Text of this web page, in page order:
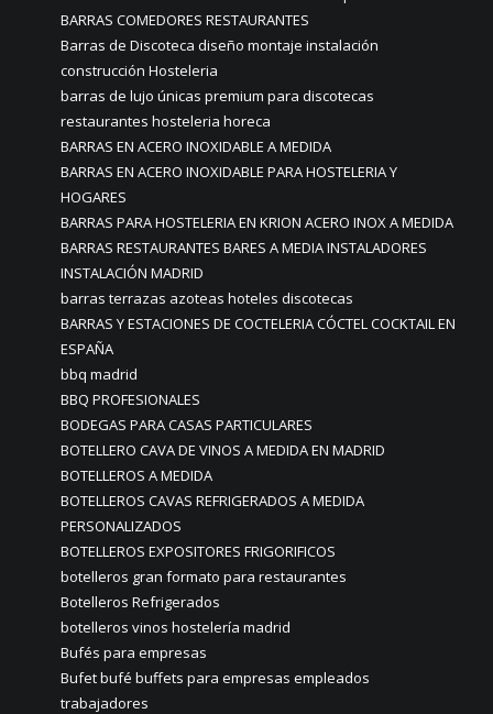
BARRAS COMEDORES RESTAURANTES
Barras de Discoteca diseño montaje instalación
construcción Hosteleria
barras de lujo únicas premium para discotecas
restaurantes hosteleria horeca
BARRAS EN ACERO INOXIDABLE A MEDIDA
BARRAS EN ACERO INOXIDABLE PARA HOSTELERIA Y
HOGARES
BARRAS PARA HOSTELERIA EN KRION ACERO INOX A MEDIDA
BARRAS RESTAURANTES BARES A MEDIA INSTALADORES
INSTALACIÓN MADRID
barras terrazas azoteas hoteles discotecas
BARRAS Y ESTACIONES DE COCTELERIA CÓCTEL COCKTAIL EN
ESPAÑA
bbq madrid
BBQ PROFESIONALES
BODEGAS PARA CASAS PARTICULARES
BOTELLERO CAVA DE VINOS A MEDIDA EN MADRID
BOTELLEROS A MEDIDA
BOTELLEROS CAVAS REFRIGERADOS A MEDIDA
PERSONALIZADOS
BOTELLEROS EXPOSITORES FRIGORIFICOS
botelleros gran formato para restaurantes
Botelleros Refrigerados
botelleros vinos hostelería madrid
Bufés para empresas
Bufet bufé buffets para empresas empleados
trabajadores